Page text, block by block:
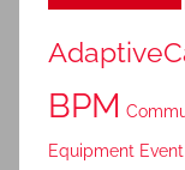
BPM
Equipment Event